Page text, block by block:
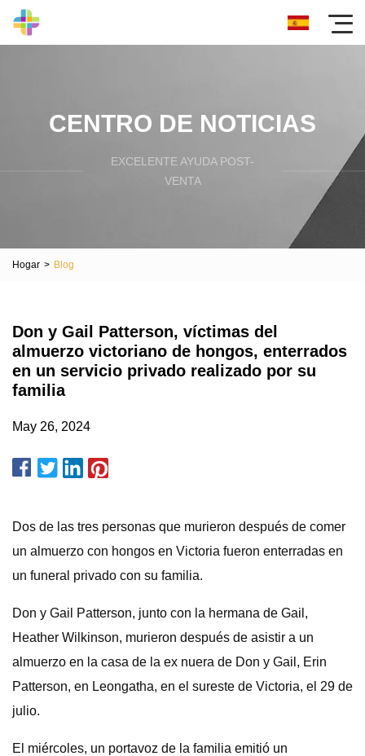
CENTRO DE NOTICIAS
EXCELENTE AYUDA POST-
VENTA
Hogar > Blog
Don y Gail Patterson, víctimas del
almuerzo victoriano de hongos, enterrados
en un servicio privado realizado por su
familia
May 26, 2024
Dos de las tres personas que murieron después de comer
un almuerzo con hongos en Victoria fueron enterradas en
un funeral privado con su familia.
Don y Gail Patterson, junto con la hermana de Gail,
Heather Wilkinson, murieron después de asistir a un
almuerzo en la casa de la ex nuera de Don y Gail, Erin
Patterson, en Leongatha, en el sureste de Victoria, el 29 de
julio.
El miércoles, un portavoz de la familia emitió un